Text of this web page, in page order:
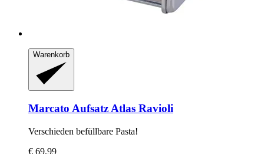
Warenkorb
Marcato Aufsatz Atlas Ravioli
Verschieden befüllbare Pasta!
€ 69,99